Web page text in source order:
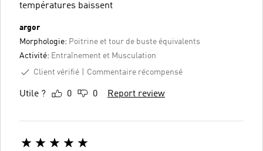
températures baissent
argor
Morphologie: Poitrine et tour de buste équivalents
Activité: Entraînement et Musculation
Client vérifié
Commentaire récompensé
Utile ? 0 0 Report review